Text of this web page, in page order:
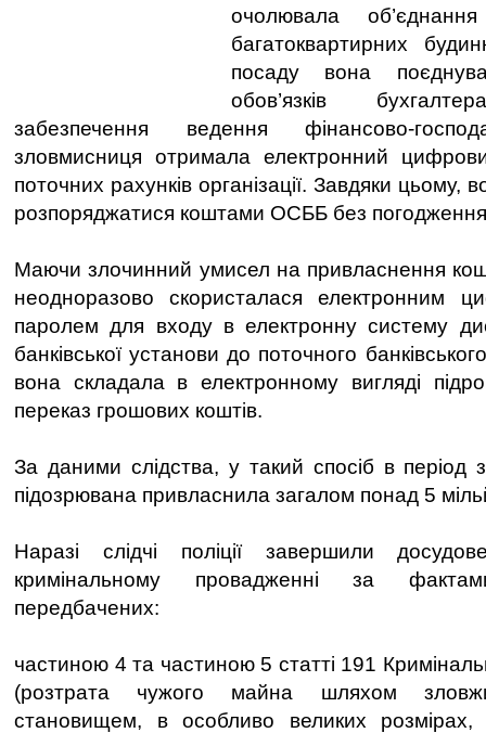
очолювала
багатоквартирних
посаду вона
обов’язків
забезпечення ведення фінансово-
зловмисниця отримала електронний
поточних рахунків організації. Завдяки цьому,
розпоряджатися коштами ОСББ без
Маючи злочинний умисел на привласнення
неодноразово скористалася електронним
паролем для входу в електронну систему
банківської установи до поточного
вона складала в електронному вигляді
переказ грошових коштів.
За даними слідства, у такий спосіб в
підозрювана привласнила загалом понад 5
Наразі слідчі поліції завершили
кримінальному провадженні за
передбачених:
частиною 4 та частиною 5 статті 191
(розтрата чужого майна шляхом
становищем, в особливо великих